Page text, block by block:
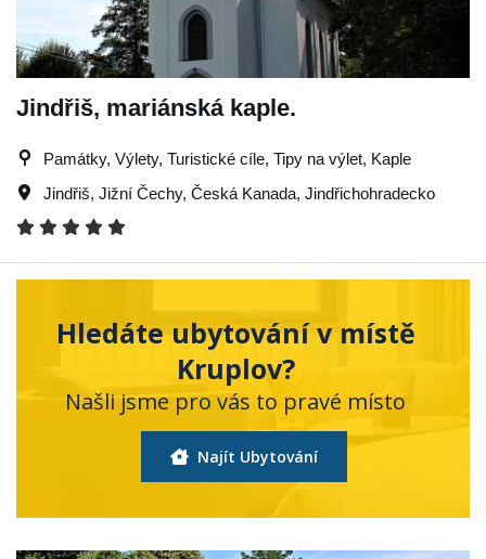
Jindřiš, mariánská kaple.
Památky, Výlety, Turistické cíle, Tipy na výlet, Kaple
Jindřiš, Jižní Čechy, Česká Kanada, Jindřichohradecko
Hledáte ubytování v místě
Kruplov?
Našli jsme pro vás to pravé místo
Najít Ubytování